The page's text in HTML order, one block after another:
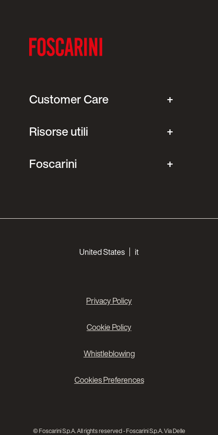
Customer Care
Risorse utili
Foscarini
United States it
Privacy Policy
Cookie Policy
Whistleblowing
Cookies Preferences
© Foscarini S.p.A. All rights reserved - Foscarini S.p.A. Via Delle